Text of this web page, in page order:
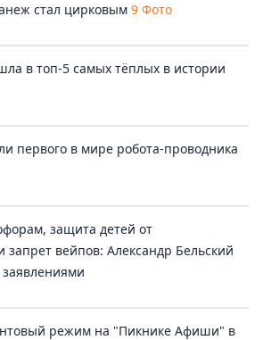
стал цирковым 9 Фото
в топ-5 самых тёплых в истории
первого в мире робота-проводника
защита детей от
вейпов: Александр Бельский
режим на "Пикнике Афиши" в